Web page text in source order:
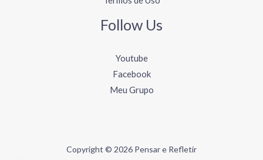
Follow Us
Youtube
Facebook
Meu Grupo
Copyright © 2026 Pensar e Refletir